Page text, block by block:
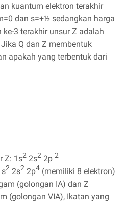
kuantum elektron terakhir
dan s=+½ sedangkan harga
3 terakhir unsur Z adalah
Q dan Z membentuk
apakah yang terbentuk dari
Z: 1s2 2s2 2p 2
2 2s2 2p4 (memiliki 8 elektron)
(golongan IA) dan Z
(golongan VIA), Ikatan yang